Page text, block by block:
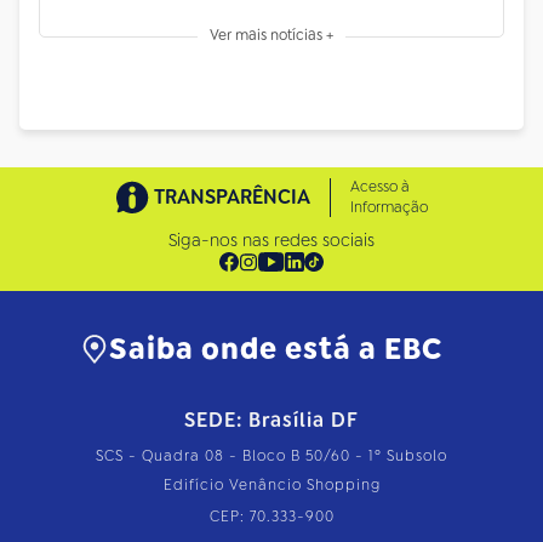
Ver mais notícias +
TRANSPARÊNCIA
Acesso à
Informação
Siga-nos nas redes sociais
Saiba onde está a EBC
SEDE: Brasília DF
SCS - Quadra 08 - Bloco B 50/60 - 1º Subsolo
Edifício Venâncio Shopping
CEP: 70.333-900